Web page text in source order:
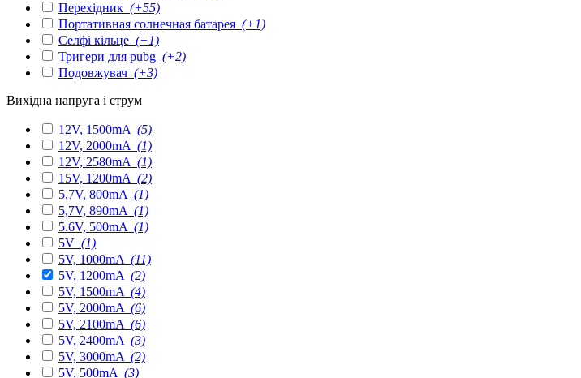
Перехідник (+55)
Портативная солнечная батарея (+1)
Селфі кільце (+1)
Тригери для pubg (+2)
Подовжувач (+3)
Вихідна напруга і струм
12V, 1500mA (5)
12V, 2000mA (1)
12V, 2580mA (1)
15V, 1200mA (2)
5,7V, 800mA (1)
5,7V, 890mA (1)
5.6V, 500mA (1)
5V (1)
5V, 1000mA (11)
5V, 1200mA (2)
5V, 1500mA (4)
5V, 2000mA (6)
5V, 2100mA (6)
5V, 2400mA (3)
5V, 3000mA (2)
5V, 500mA (3)